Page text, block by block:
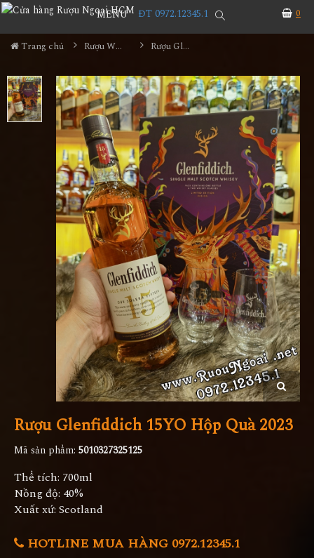
0
MENU ĐT 0972.12345.1
Trang chủ Rượu Whisky Rượu Glenfiddich 15YO Hộp Quà 2023
Rượu Glenfiddich 15YO Hộp Quà 2023
Mã sản phẩm: 5010327325125
Thể tích: 700ml
Nồng độ: 40%
Xuất xứ: Scotland
HOTLINE MUA HÀNG 0972.12345.1